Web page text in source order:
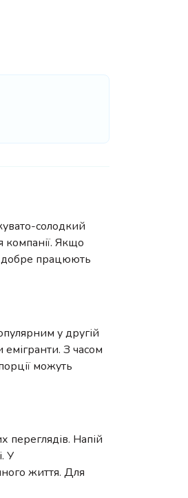
солодкий
компанії. Якщо
добре працюють
у другій
емігранти. З часом
можуть
переглядів. Напій
У
життя. Для